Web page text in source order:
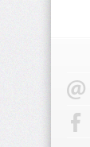
border